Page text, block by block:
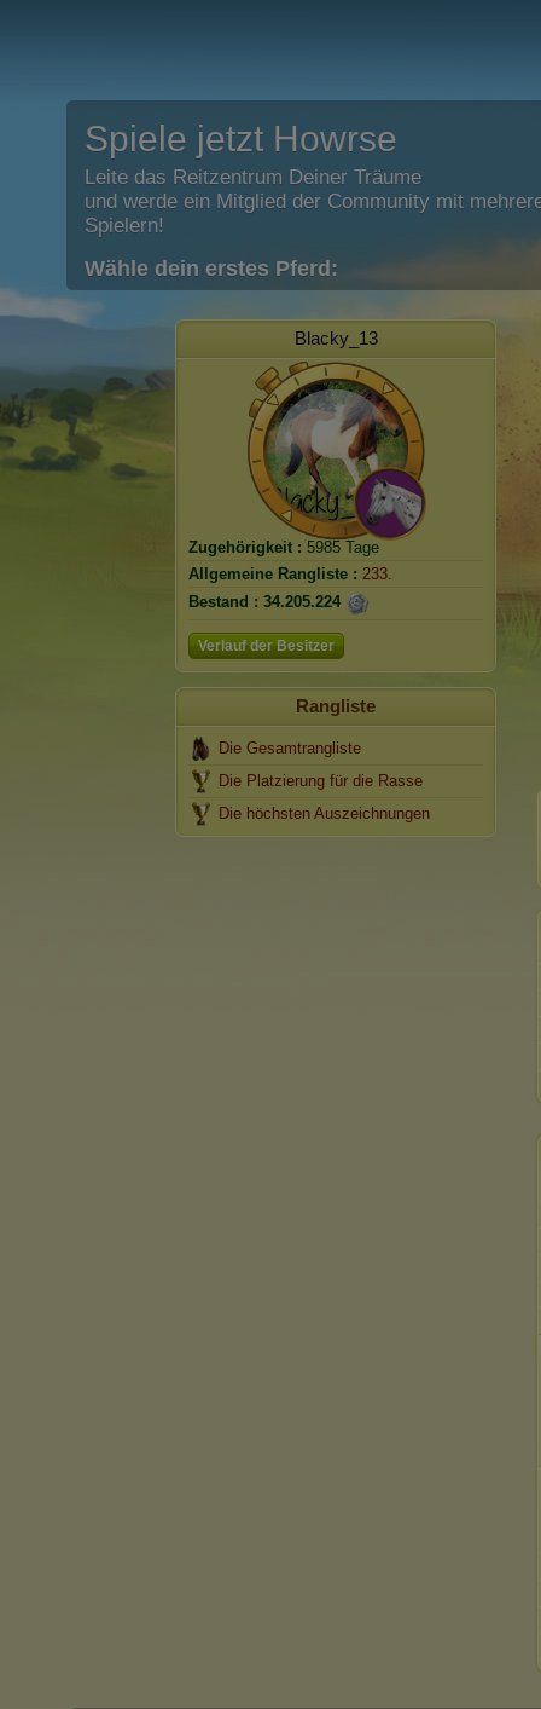
Spiele jetzt Howrse
Leite das Reitzentrum Deiner Träume
und werde ein Mitglied der Community mit
Spielern!
Wähle dein erstes Pferd:
Blacky_13
Zugehörigkeit : 5985 Tage
Allgemeine Rangliste : 233.
Bestand : 34.205.224
Verlauf der Besitzer
Rangliste
Die Gesamtrangliste
Die Platzierung für die Rasse
Die höchsten Auszeichnungen